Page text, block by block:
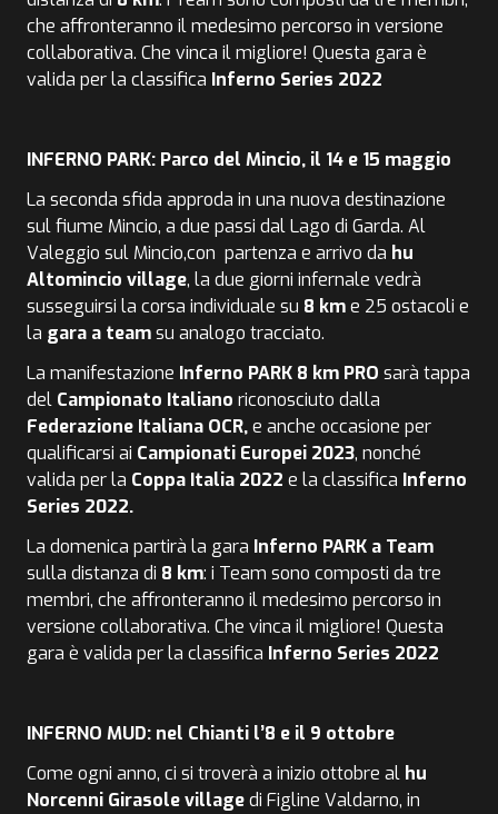
che affronteranno il medesimo percorso in versione
collaborativa. Che vinca il migliore! Questa gara è
valida per la classifica Inferno Series 2022
INFERNO PARK: Parco del Mincio, il 14 e 15 maggio
La seconda sfida approda in una nuova destinazione
sul fiume Mincio, a due passi dal Lago di Garda. Al
Valeggio sul Mincio,con partenza e arrivo da hu
Altomincio village, la due giorni infernale vedrà
susseguirsi la corsa individuale su 8 kme 25 ostacoli e
la gara a teamsu analogo tracciato.
La manifestazione Inferno PARK 8 km PRO sarà tappa
del Campionato Italiano riconosciuto dalla
Federazione Italiana OCR,e anche occasione per
qualificarsi ai Campionati Europei 2023, nonché
valida per la Coppa Italia 2022 e la classifica Inferno
Series 2022.
La domenica partirà la gara Inferno PARK a Team
sulla distanza di 8 km: i Team sono composti da tre
membri, che affronteranno il medesimo percorso in
versione collaborativa. Che vinca il migliore! Questa
gara è valida per la classifica Inferno Series 2022
INFERNO MUD: nel Chianti l’8 e il 9 ottobre
Come ogni anno, ci si troverà a inizio ottobre al hu
Norcenni Girasole villagedi Figline Valdarno, in